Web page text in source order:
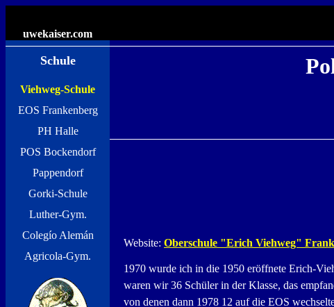
uwekaiser.com
Schule
Viehweg-Schule
EOS Frankenberg
PH Halle
POS Bockendorf
Pappendorf
Gorki-Schule
Luther-Gym.
Colegío Alemán
Agricola-Gym.
Website: Oberschule "Erich Viehweg"
1970 wurde ich in die 1950 eröffnete Erich-
waren wir 36 Schüler in der Klasse, das
von denen dann 1978 12 auf die EOS